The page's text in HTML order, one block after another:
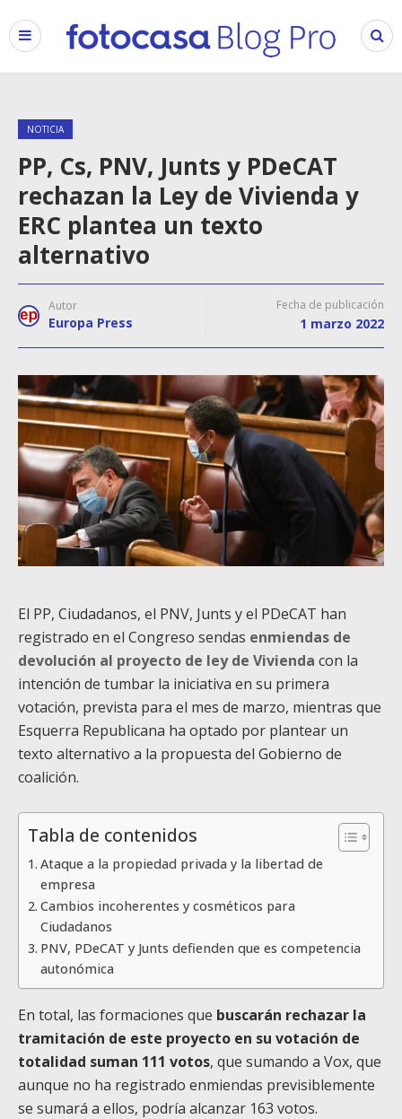
NOTICIA
PP, Cs, PNV, Junts y PDeCAT
rechazan la Ley de Vivienda y
ERC plantea un texto
alternativo
Autor
Europa Press
Fecha de publicación
1 marzo 2022
El PP, Ciudadanos, el PNV, Junts y el PDeCAT han
registrado en el Congreso sendas enmiendas de
devolución al proyecto de ley de Vivienda con la
intención de tumbar la iniciativa en su primera
votación, prevista para el mes de marzo, mientras que
Esquerra Republicana ha optado por plantear un
texto alternativo a la propuesta del Gobierno de
coalición.
Tabla de contenidos
Ataque a la propiedad privada y la libertad de
empresa
Cambios incoherentes y cosméticos para
Ciudadanos
PNV, PDeCAT y Junts defienden que es competencia
autonómica
En total, las formaciones que buscarán rechazar la
tramitación de este proyecto en su votación de
totalidad suman 111 votos, que sumando a Vox, que
aunque no ha registrado enmiendas previsiblemente
se sumará a ellos, podría alcanzar 163 votos.